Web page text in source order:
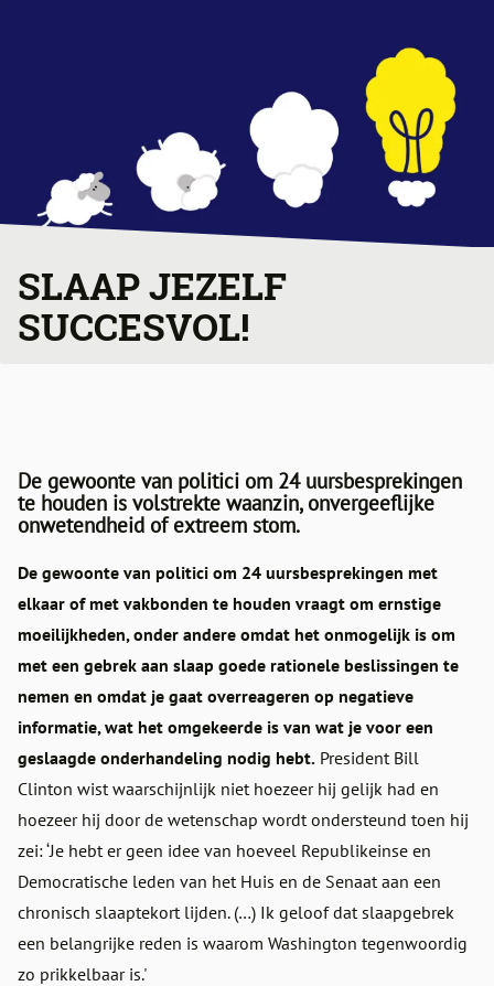
SLAAP JEZELF
SUCCESVOL!
De gewoonte van politici om 24 uursbesprekingen
te houden is volstrekte waanzin, onvergeeflijke
onwetendheid of extreem stom.
De gewoonte van politici om 24 uursbesprekingen met
elkaar of met vakbonden te houden vraagt om ernstige
moeilijkheden, onder andere omdat het onmogelijk is om
met een gebrek aan slaap goede rationele beslissingen te
nemen en omdat je gaat overreageren op negatieve
informatie, wat het omgekeerde is van wat je voor een
geslaagde onderhandeling nodig hebt. President Bill
Clinton wist waarschijnlijk niet hoezeer hij gelijk had en
hoezeer hij door de wetenschap wordt ondersteund toen hij
zei: ‘Je hebt er geen idee van hoeveel Republikeinse en
Democratische leden van het Huis en de Senaat aan een
chronisch slaaptekort lijden. (…) Ik geloof dat slaapgebrek
een belangrijke reden is waarom Washington tegenwoordig
zo prikkelbaar is.'